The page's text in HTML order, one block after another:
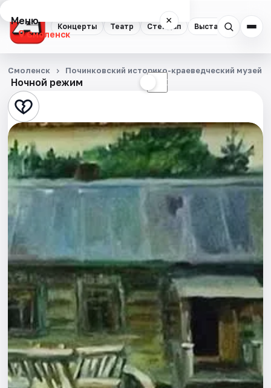
Концерты Театр Стендап Выставки
Меню ×
Смоленск
Концерты
Театр
Стендап
Выставки
Экскурсии
Спорт
События
Города
Площадки
Артисты
Рейтинги
Ночной режим ☾
Смоленск Починковский историко-краеведческий музей